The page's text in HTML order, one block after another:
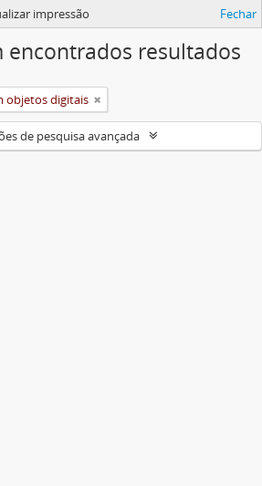
impressão Fechar
encontrados resultados
objetos digitais
de pesquisa avançada